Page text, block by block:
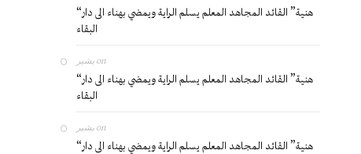
“هنية” القائد المجاهد المعلم يسلم الراية ويمضي بهناء الى دار
البقاء
بشير on
“هنية” القائد المجاهد المعلم يسلم الراية ويمضي بهناء الى دار
البقاء
بشير on
“هنية” القائد المجاهد المعلم يسلم الراية ويمضي بهناء الى دار